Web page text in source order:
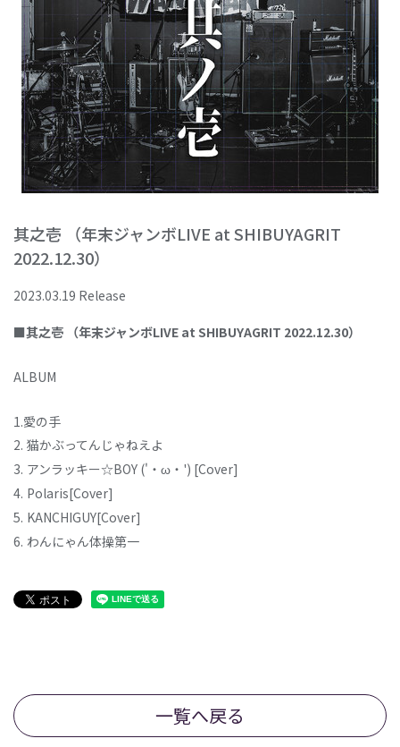
其之壱 （年末ジャンボLIVE at SHIBUYAGRIT
2022.12.30）
2023.03.19 Release
■其之壱 （年末ジャンボLIVE at SHIBUYAGRIT 2022.12.30）
ALBUM
1.愛の手
2. 猫かぶってんじゃねえよ
3. アンラッキー☆BOY ('・ω・') [Cover]
4. Polaris[Cover]
5. KANCHIGUY[Cover]
6. わんにゃん体操第一
一覧へ戻る